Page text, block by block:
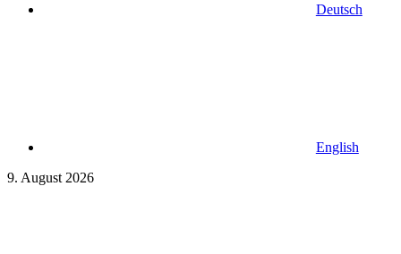
Deutsch
English
9. August 2026